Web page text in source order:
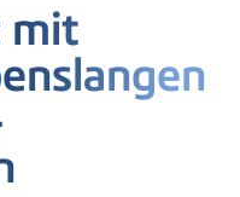
mit